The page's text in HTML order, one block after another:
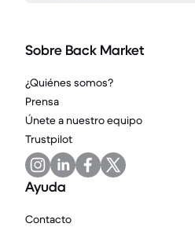
Sobre Back Market
¿Quiénes somos?
Prensa
Únete a nuestro equipo
Trustpilot
Ayuda
Contacto